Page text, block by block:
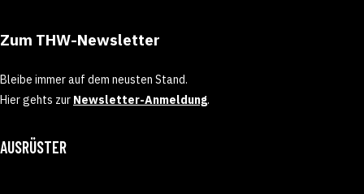
Zum THW-Newsletter
Bleibe immer auf dem neusten Stand.
Hier gehts zur Newsletter-Anmeldung.
AUSRÜSTER